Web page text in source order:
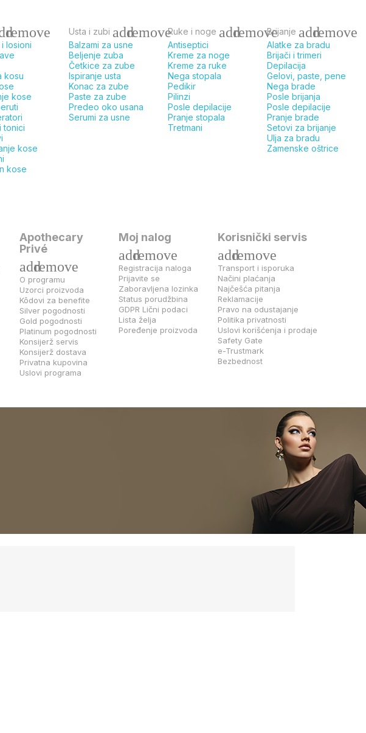
remove
losioni
kosu
kose
tonici
kose
kose
Usta i zubi addremove
Balzami za usne
Beljenje zuba
Četkice za zube
Ispiranje usta
Konac za zube
Paste za zube
Predeo oko usana
Serumi za usne
Ruke i noge addremove
Antiseptici
Kreme za noge
Kreme za ruke
Nega stopala
Pedikir
Pilinzi
Posle depilacije
Pranje stopala
Tretmani
Brijanje addremove
Alatke za bradu
Brijači i trimeri
Depilacija
Gelovi, paste, pene
Nega brade
Posle brijanja
Posle depilacije
Pranje brade
Setovi za brijanje
Ulja za bradu
Zamenske oštrice
Apothecary
Privé
addremove
O programu
Uzorci proizvoda
Kôdovi za benefite
Silver pogodnosti
Gold pogodnosti
Platinum pogodnosti
Konsijerž servis
Konsijerž dostava
Privatna kupovina
Uslovi programa
Moj nalog
addremove
Registracija naloga
Prijavite se
Zaboravljena lozinka
Status porudžbina
GDPR Lični podaci
Lista želja
Poređenje proizvoda
Korisnički servis
addremove
Transport i isporuka
Načini plaćanja
Najčešća pitanja
Reklamacije
Pravo na odustajanje
Politika privatnosti
Uslovi korišćenja i prodaje
Safety Gate
e-Trustmark
Bezbednost